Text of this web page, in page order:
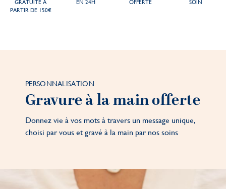
GRATUITE À
PARTIR DE 150€
EN 24H OFFERTE SOIN
PERSONNALISATION
Gravure à la main offerte
Donnez vie à vos mots à travers un message unique,
choisi par vous et gravé à la main par nos soins